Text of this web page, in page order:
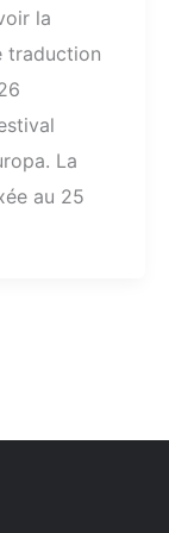
la
traduction
La
au 25